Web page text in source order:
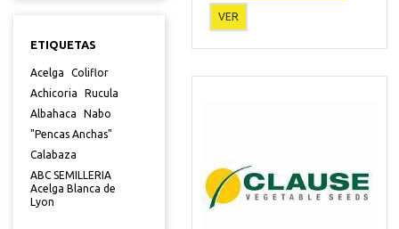
ETIQUETAS
Acelga
Coliflor
Achicoria
Rucula
Albahaca
Nabo
"Pencas Anchas"
Calabaza
ABC SEMILLERIA
Acelga Blanca de
Lyon
VER